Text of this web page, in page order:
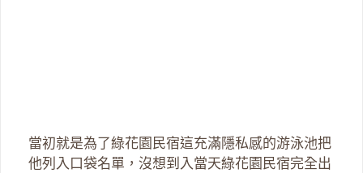
當初就是為了綠花園民宿這充滿隱私感的游泳池把
他列入口袋名單，沒想到入當天綠花園民宿完全出